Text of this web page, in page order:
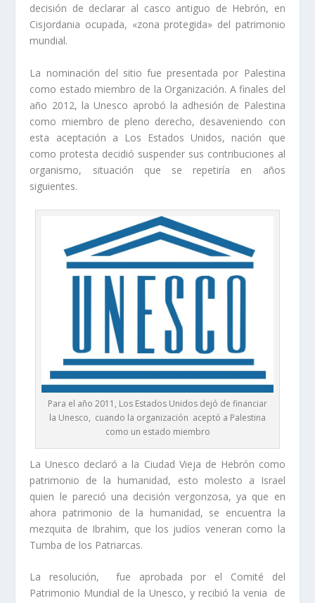
decisión de declarar al casco antiguo de Hebrón, en
Cisjordania ocupada, «zona protegida» del patrimonio
mundial.
La nominación del sitio fue presentada por Palestina
como estado miembro de la Organización. A finales del
año 2012, la Unesco aprobó la adhesión de Palestina
como miembro de pleno derecho, desaveniendo con
esta aceptación a Los Estados Unidos, nación que
como protesta decidió suspender sus contribuciones al
organismo, situación que se repetiría en años
siguientes.
Para el año 2011, Los Estados Unidos dejó de financiar
la Unesco, cuando la organización aceptó a Palestina
como un estado miembro
La Unesco declaró a la Ciudad Vieja de Hebrón como
patrimonio de la humanidad, esto molesto a Israel
quien le pareció una decisión vergonzosa, ya que en
ahora patrimonio de la humanidad, se encuentra la
mezquita de Ibrahim, que los judíos veneran como la
Tumba de los Patriarcas.
La resolución, fue aprobada por el Comité del
Patrimonio Mundial de la Unesco, y recibió la venia de